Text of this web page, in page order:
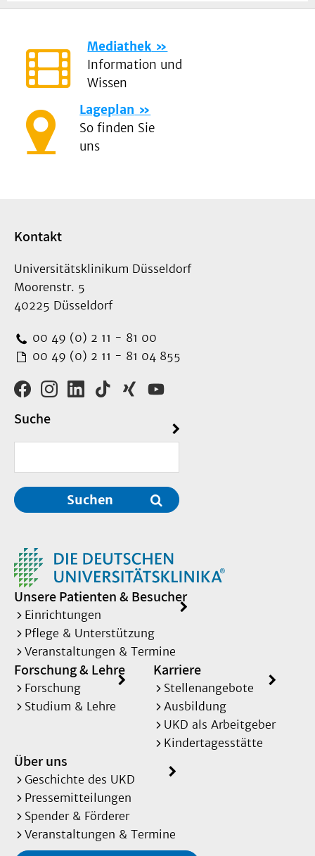
Mediathek
Information und
Wissen
Lageplan
So finden Sie
uns
Kontakt
Universitätsklinikum Düsseldorf
Moorenstr. 5
40225 Düsseldorf
00 49 (0) 2 11 - 81 00
00 49 (0) 2 11 - 81 04 855
Suche
Suchen
Unsere Patienten & Besucher
Einrichtungen
Pflege & Unterstützung
Veranstaltungen & Termine
Forschung & Lehre
Forschung
Studium & Lehre
Karriere
Stellenangebote
Ausbildung
UKD als Arbeitgeber
Kindertagesstätte
Über uns
Geschichte des UKD
Pressemitteilungen
Spender & Förderer
Veranstaltungen & Termine